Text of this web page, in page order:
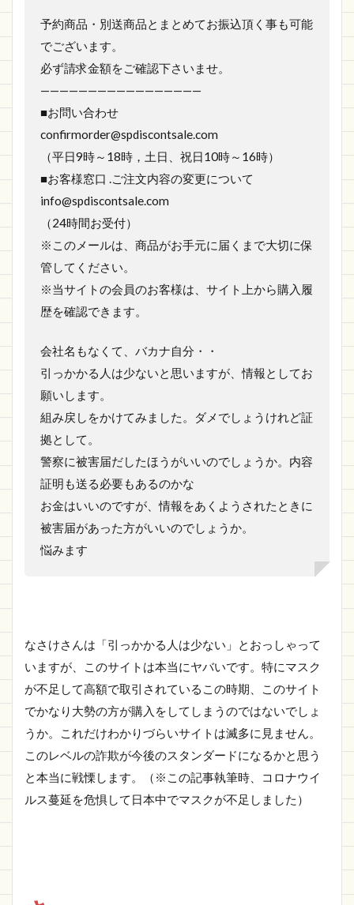
予約商品・別送商品とまとめてお振込頂く事も可能
でございます。
必ず請求金額をご確認下さいませ。
—————————————————
■お問い合わせ
confirmorder@spdiscontsale.com
（平日9時～18時，土日、祝日10時～16時）
■お客様窓口 .ご注文内容の変更について
info@spdiscontsale.com
（24時間お受付）
※このメールは、商品がお手元に届くまで大切に保
管してください。
※当サイトの会員のお客様は、サイト上から購入履
歴を確認できます。
会社名もなくて、バカナ自分・・
引っかかる人は少ないと思いますが、情報としてお
願いします。
組み戻しをかけてみました。ダメでしょうけれど証
拠として。
警察に被害届だしたほうがいいのでしょうか。内容
証明も送る必要もあるのかな
お金はいいのですが、情報をあくようされたときに
被害届があった方がいいのでしょうか。
悩みます
なさけさんは「引っかかる人は少ない」とおっしゃって
いますが、このサイトは本当にヤバいです。特にマスク
が不足して高額で取引されているこの時期、このサイト
でかなり大勢の方が購入をしてしまうのではないでしょ
うか。これだけわかりづらいサイトは滅多に見ません。
このレベルの詐欺が今後のスタンダードになるかと思う
と本当に戦慄します。（※この記事執筆時、コロナウイ
ルス蔓延を危惧して日本中でマスクが不足しました）